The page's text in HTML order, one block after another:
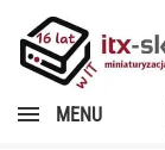
MENU